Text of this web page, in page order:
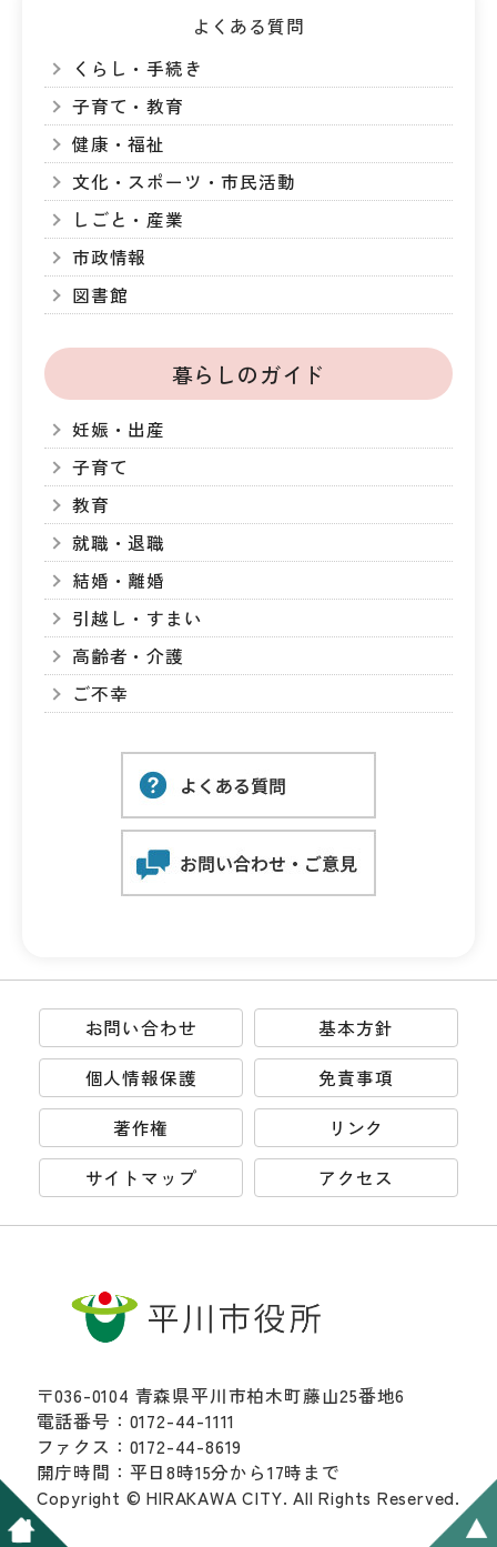
よくある質問
くらし・手続き
子育て・教育
健康・福祉
文化・スポーツ・市民活動
しごと・産業
市政情報
図書館
暮らしのガイド
妊娠・出産
子育て
教育
就職・退職
結婚・離婚
引越し・すまい
高齢者・介護
ご不幸
お問い合わせ
基本方針
個人情報保護
免責事項
著作権
リンク
サイトマップ
アクセス
〒036-0104 青森県平川市柏木町藤山25番地6
電話番号：0172-44-1111
ファクス：0172-44-8619
開庁時間：平日8時15分から17時まで
Copyright © HIRAKAWA CITY. All Rights Reserved.